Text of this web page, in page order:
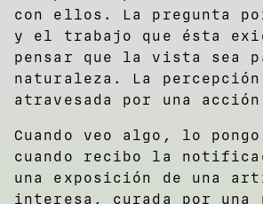
con ellos. La pregunta
y el trabajo que ésta
pensar que la vista sea
naturaleza. La
atravesada por una
Cuando veo algo, lo pongo
cuando recibo la
una exposición de una
interesa, curada por una